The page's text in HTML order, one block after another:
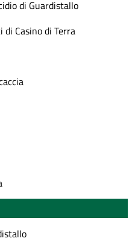
di Guardistallo
Casino di Terra